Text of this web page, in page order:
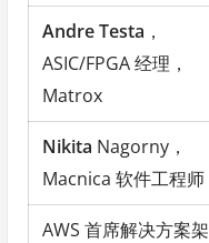
Andre Testa ，
ASIC/FPGA 经理，
Matrox
Nikita Nagorny，
Macnica 软件工程师
AWS 首席解决方案架